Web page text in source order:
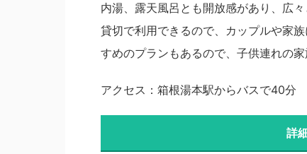
内湯、露天風呂とも開放感があり、広
貸切で利用できるので、カップルや家
すめのプランもあるので、子供連れの
アクセス：箱根湯本駅からバスで40分
詳